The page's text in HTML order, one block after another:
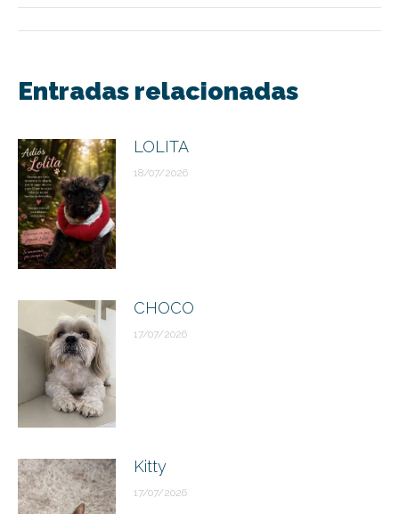
Navegación
entre
Entradas relacionadas
LOLITA
18/07/2026
CHOCO
17/07/2026
Kitty
17/07/2026